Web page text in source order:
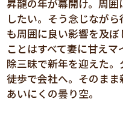
昇龍の年が幕開け。周
したい。そう念じなが
も周囲に良い影響を及
ことはすべて妻に甘え
除三昧で新年を迎えた。
徒歩で会社へ。そのまま
あいにくの曇り空。